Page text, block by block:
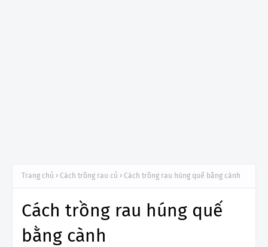
Trang chủ Cách trồng rau củ Cách trồng rau húng quế bằng cành
Cách trồng rau húng quế
bằng cành